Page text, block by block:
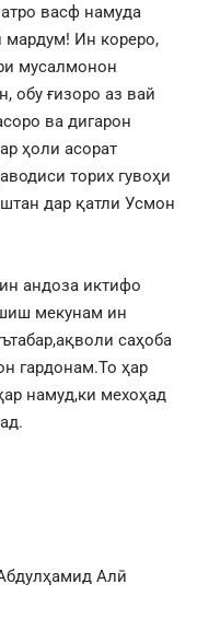
васф намуда
мардум! Ин кореро,
мусалмонон
обу ғизоро аз вай
ва дигарон
ҳоли асорат
торих гувоҳи
дар қатли Усмон
андоза иктифо
мекунам ин
саҳоба
гардонам.То ҳар
намуд,ки мехоҳад
Алӣ